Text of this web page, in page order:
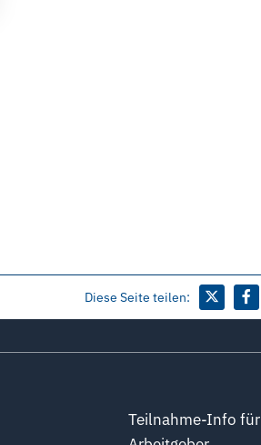
Diese Seite teilen:
Teilnahme-Info für